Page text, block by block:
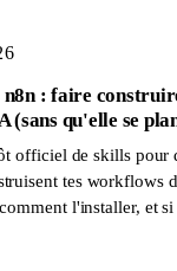
: faire
qu'elle se
officiel de skills pour
tes workflows
l'installer, et